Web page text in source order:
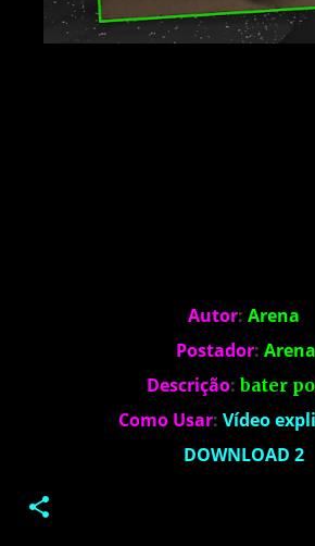
Autor: Arena
Postador: Arena
Descrição:bater
Como Usar: Vídeo
DOWNLOAD 2